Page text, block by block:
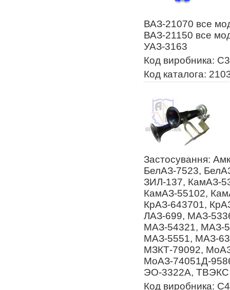
ВАЗ-21070 все
ВАЗ-21150 все
УАЗ-3163
Код виробника:
Код каталога:
Застосування:
БелАЗ-7523,
ЗИЛ-137, КамАЗ-
КамАЗ-55102,
КрАЗ-643701,
ЛАЗ-699, МАЗ-
МАЗ-54321, МАЗ-
МАЗ-5551, МАЗ-
МЗКТ-79092,
МоАЗ-74051Д-
ЭО-3322А, ТВЭКС
Код виробника: